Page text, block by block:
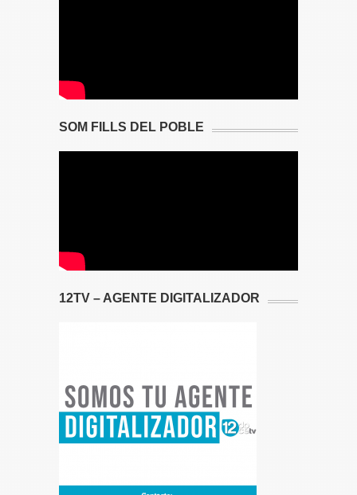
SOM FILLS DEL POBLE
12TV – AGENTE DIGITALIZADOR